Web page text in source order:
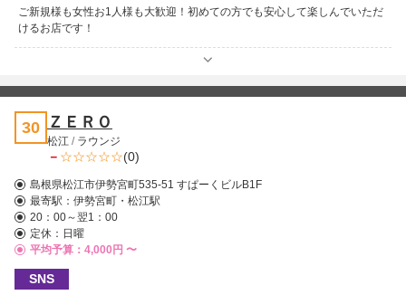
ご新規様も女性お1人様も大歓迎！初めての方でも安心して楽しんでいただ
けるお店です！
30 ＺＥＲＯ
松江 / ラウンジ
－ (0)
島根県松江市伊勢宮町535-51 すぱーくビルB1F
最寄駅： 伊勢宮町・松江駅
20：00～翌1：00
定休：日曜
平均予算：4,000円 〜
SNS